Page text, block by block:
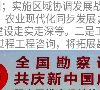
实施区域协调发
农业现代化同步发
设走实走深等。二
程工程咨询，将拓